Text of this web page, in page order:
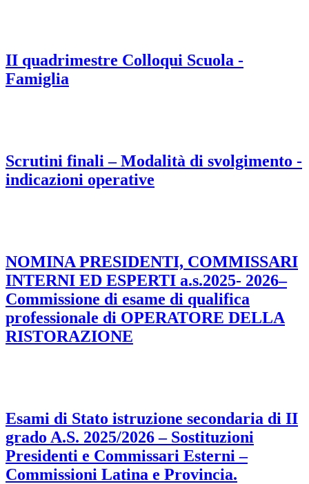
II quadrimestre Colloqui Scuola -
Famiglia
Scrutini finali – Modalità di svolgimento -
indicazioni operative
NOMINA PRESIDENTI, COMMISSARI
INTERNI ED ESPERTI a.s.2025- 2026–
Commissione di esame di qualifica
professionale di OPERATORE DELLA
RISTORAZIONE
Esami di Stato istruzione secondaria di II
grado A.S. 2025/2026 – Sostituzioni
Presidenti e Commissari Esterni –
Commissioni Latina e Provincia.